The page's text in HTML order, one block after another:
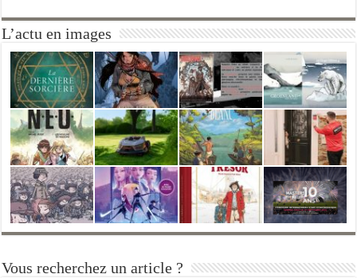
L’actu en images
Vous recherchez un article ?